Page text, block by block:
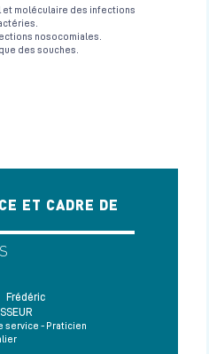
et moléculaire des infections
nosocomiales.
des souches.
ET CADRE DE
Frédéric
service - Praticien